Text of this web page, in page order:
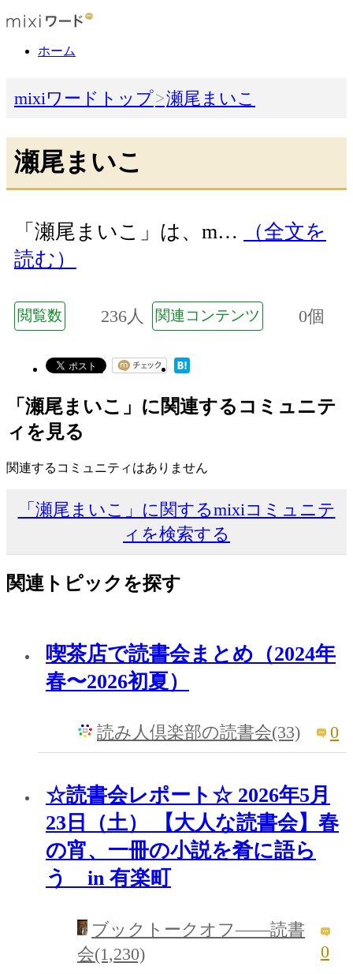
ホーム
mixiワードトップ 瀬尾まいこ
瀬尾まいこ
「瀬尾まいこ」は、m…
（全文を
読む）
閲覧数 236人 関連コンテンツ 0個
「瀬尾まいこ」に関連するコミュニテ
ィを見る
関連するコミュニティはありません
「瀬尾まいこ」に関するmixiコミュニテ
ィを検索する
関連トピックを探す
喫茶店で読書会まとめ（2024年
春〜2026初夏）
読み人倶楽部の読書会(33) 0
☆読書会レポート☆ 2026年5月
23日（土） 【大人な読書会】春
の宵、一冊の小説を肴に語ら
う in 有楽町
ブックトークオフ――読書
会(1,230)
0